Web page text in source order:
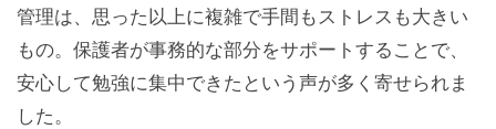
管理は、思った以上に複雑で手間もストレスも大きい
もの。保護者が事務的な部分をサポートすることで、
安心して勉強に集中できたという声が多く寄せられま
した。